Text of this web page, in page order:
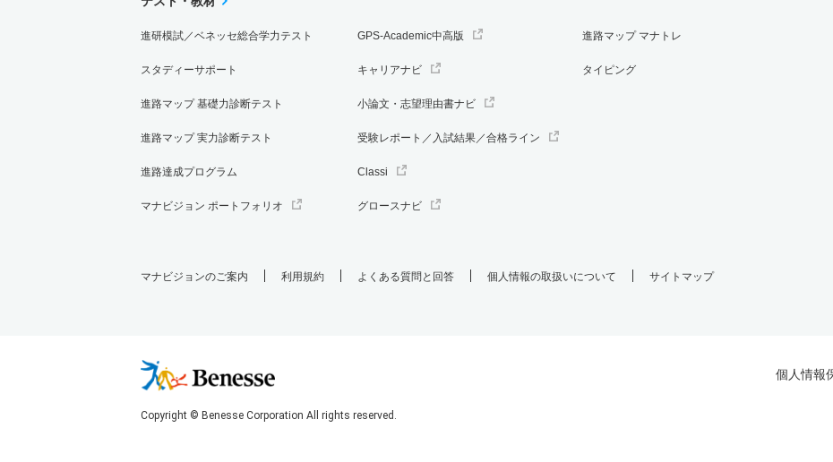
進研模試／ベネッセ総合学力テスト
スタディーサポート
進路マップ 基礎力診断テスト
進路マップ 実力診断テスト
進路達成プログラム
マナビジョン ポートフォリオ
GPS-Academic中高版
キャリアナビ
小論文・志望理由書ナビ
受験レポート／入試結果／合格ライン
Classi
グロースナビ
進路マップ マナトレ
タイピング
マナビジョンのご案内 利用規約 よくある質問と回答 個人情報の取扱いについて サイトマップ
個人情報
Copyright © Benesse Corporation All rights reserved.